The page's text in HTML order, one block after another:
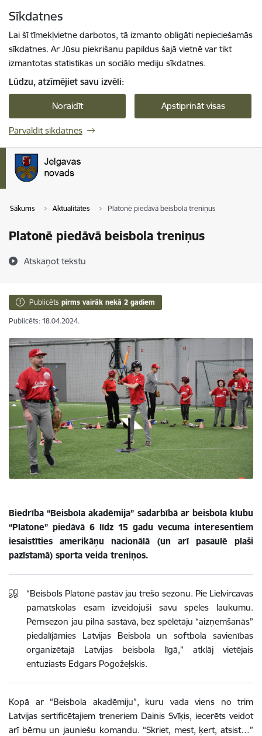
Sīkdatnes
Lai šī tīmekļvietne darbotos, tā izmanto obligāti nepieciešamās
sīkdatnes. Ar Jūsu piekrišanu papildus šajā vietnē var tikt
izmantotas statistikas un sociālo mediju sīkdatnes.
Lūdzu, atzīmējiet savu izvēli:
Noraidīt Apstiprināt visas
Pārvaldīt sīkdatnes
Sākums Aktualitātes Platonē piedāvā beisbola treniņus
Platonē piedāvā beisbola treniņus
Atskaņot tekstu
Publicēts pirms vairāk nekā 2 gadiem
Publicēts: 18.04.2024.
Biedrība “Beisbola akadēmija” sadarbībā ar beisbola klubu
“Platone” piedāvā 6 līdz 15 gadu vecuma interesentiem
iesaistīties amerikāņu nacionālā (un arī pasaulē plaši
pazīstamā) sporta veida treniņos.
“Beisbols Platonē pastāv jau trešo sezonu. Pie Lielvircavas
pamatskolas esam izveidojuši savu spēles laukumu.
Pērnsezon jau pilnā sastāvā, bez spēlētāju “aizņemšanās”
piedalījāmies Latvijas Beisbola un softbola savienības
organizētajā Latvijas beisbola līgā,” atklāj vietējais
entuziasts Edgars Pogožeļskis.
Kopā ar “Beisbola akadēmiju”, kuru vada viens no trim
Latvijas sertificētajiem treneriem Dainis Svīķis, iecerēts veidot
arī bērnu un jauniešu komandu. “Skriet, mest, ķert, atsist…”